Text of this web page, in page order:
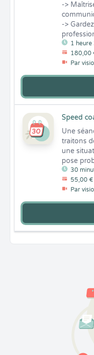
1 heure
180,00
Par visio
->
->
Speed
30
55,00 €
Par visio
Une
traitons
une
pose